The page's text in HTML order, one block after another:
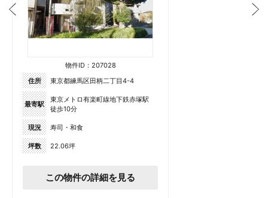
物件ID：207028
住所
東京都練馬区田柄二丁目4-4
最寄駅
東京メトロ有楽町線地下鉄赤塚駅
徒歩10分
現況 寿司・和食
坪数 22.06坪
この物件の詳細を見る